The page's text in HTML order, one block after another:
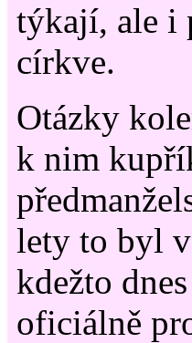
týkají, ale i
církve.
Otázky
k nim
lety to byl
kdežto
oficiálně